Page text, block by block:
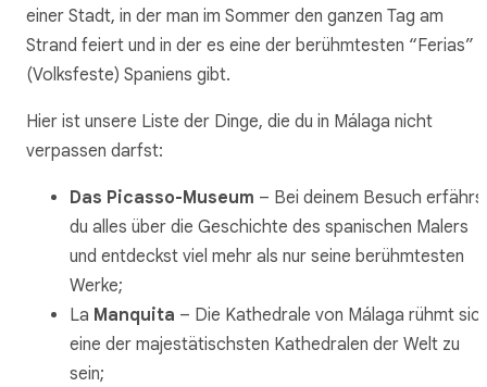
einer Stadt, in der man im Sommer den ganzen Tag am
Strand feiert und in der es eine der berühmtesten “Ferias”
(Volksfeste) Spaniens gibt.
Hier ist unsere Liste der Dinge, die du in Málaga nicht
verpassen darfst:
Das Picasso-Museum – Bei deinem Besuch
du alles über die Geschichte des spanischen Malers
und entdeckst viel mehr als nur seine berühmtesten
Werke;
La Manquita – Die Kathedrale von Málaga rühmt
eine der majestätischsten Kathedralen der Welt zu
sein;